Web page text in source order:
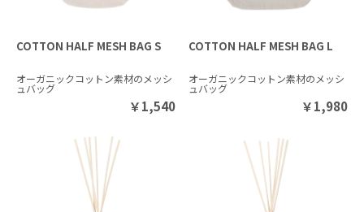
COTTON HALF MESH BAG S
オーガニックコットン素材のメッシ
ュバッグ
￥1,540
COTTON HALF MESH BAG L
オーガニックコットン素材のメッシ
ュバッグ
￥1,980